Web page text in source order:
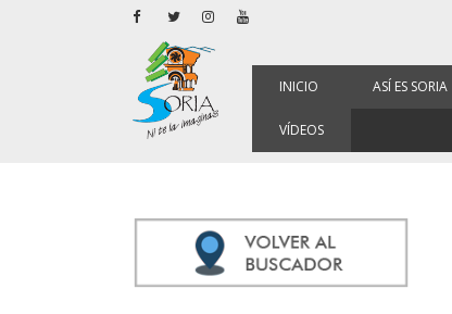
INICIO ASÍ ES SORIA
VÍDEOS